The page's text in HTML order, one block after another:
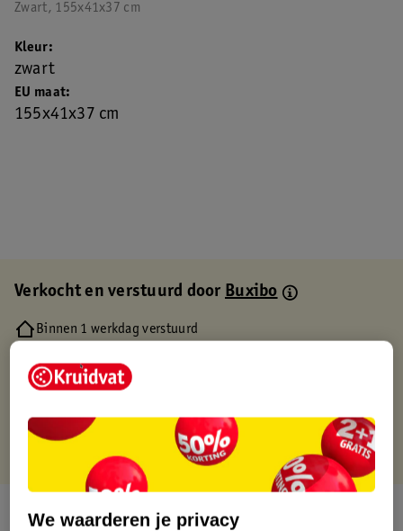
Zwart, 155x41x37 cm
EU maat
155x41x37 cm
Kleur
zwart
Verkocht en verstuurd doorBuxibo
Binnen 1 werkdag verstuurd
Gratis retourneren via verkooppartner.
Gratis punten met je Kruidvat kaart
Over dit product
We waarderen je privacy